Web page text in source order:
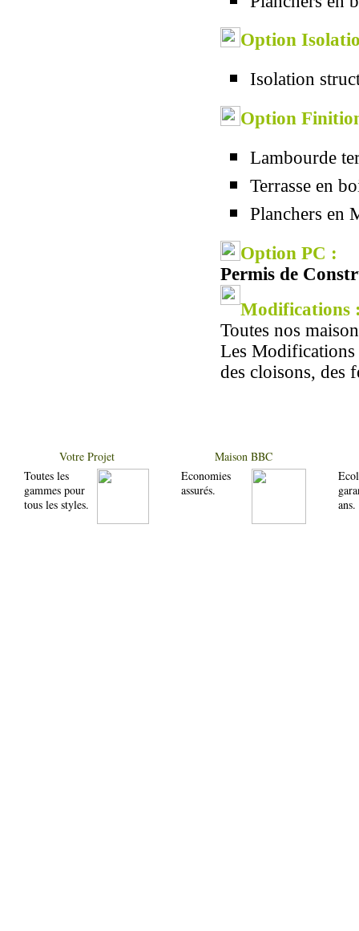
Option
Isolation
Option
Lambourde
Terrasse en
Planchers en
Option PC :
Permis de
Modifications
Toutes nos
Les Modifications
des cloisons, des
Votre Projet
Toutes les
gammes pour
tous les styles.
Maison BBC
Economies
assurés.
ans.